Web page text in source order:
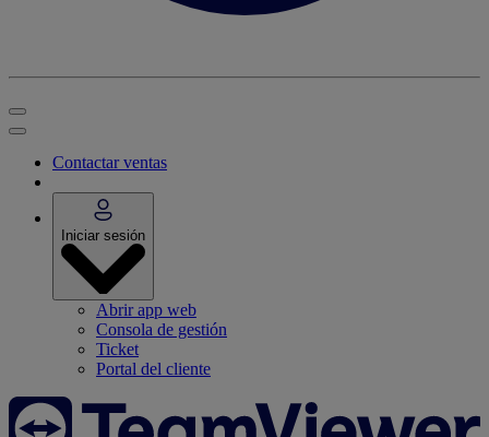
Contactar ventas
Iniciar sesión
Abrir app web
Consola de gestión
Ticket
Portal del cliente